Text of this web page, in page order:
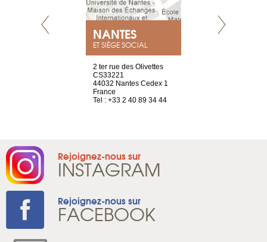
NANTES
ET SIÈGE SOCIAL
2 ter rue des Olivettes
CS33221
44032 Nantes Cedex 1
France
Tel : +33 2 40 89 34 44
Rejoignez-nous sur
INSTAGRAM
Rejoignez-nous sur
FACEBOOK